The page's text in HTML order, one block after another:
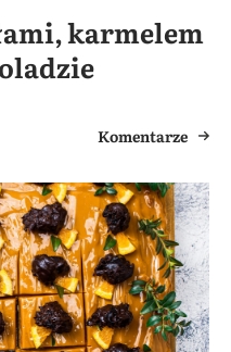
karmelem
Komentarze